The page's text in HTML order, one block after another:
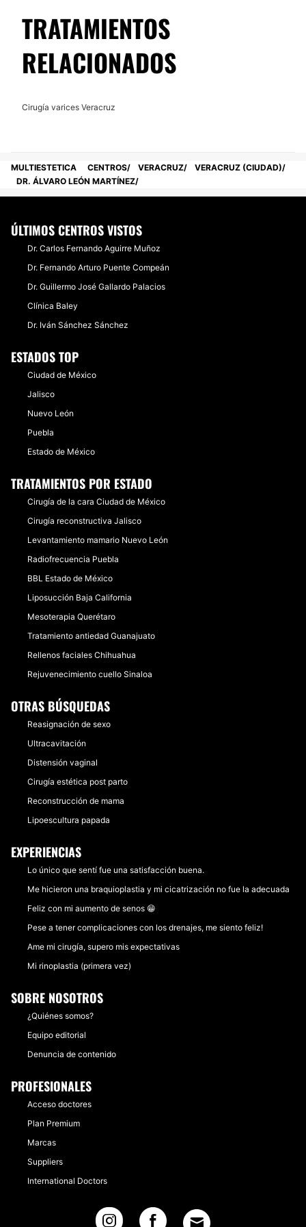
No
TRATAMIENTOS
RELACIONADOS
Cirugía varices Veracruz
MULTIESTETICA CENTROS VERACRUZ
VERACRUZ (CIUDAD)
DR. ÁLVARO LEÓN MARTÍNEZ
ÚLTIMOS CENTROS VISTOS
Dr. Carlos Fernando Aguirre Muñoz
Dr. Fernando Arturo Puente Compeán
Dr. Guillermo José Gallardo Palacios
Clínica Baley
Dr. Iván Sánchez Sánchez
ESTADOS TOP
Ciudad de México
Jalisco
Nuevo León
Puebla
Estado de México
TRATAMIENTOS POR ESTADO
Cirugía de la cara Ciudad de México
Cirugía reconstructiva Jalisco
Levantamiento mamario Nuevo León
Radiofrecuencia Puebla
BBL Estado de México
Liposucción Baja California
Mesoterapia Querétaro
Tratamiento antiedad Guanajuato
Rellenos faciales Chihuahua
Rejuvenecimiento cuello Sinaloa
OTRAS BÚSQUEDAS
Reasignación de sexo
Ultracavitación
Distensión vaginal
Cirugía estética post parto
Reconstrucción de mama
Lipoescultura papada
EXPERIENCIAS
Lo único que sentí fue una satisfacción buena.
Me hicieron una braquioplastia y mi cicatrización no fue la adecuada
Feliz con mi aumento de senos 😁
Pese a tener complicaciones con los drenajes, me siento feliz!
Ame mi cirugía, supero mis expectativas
Mi rinoplastia (primera vez)
SOBRE NOSOTROS
¿Quiénes somos?
Equipo editorial
Denuncia de contenido
PROFESIONALES
Acceso doctores
Plan Premium
Marcas
Suppliers
International Doctors